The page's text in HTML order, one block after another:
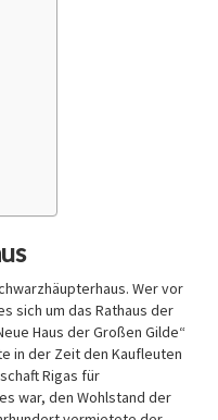
Wer vor
sich um das Rathaus der
Haus der Großen Gilde“
in der Zeit den Kaufleuten
Rigas für
war, den Wohlstand der